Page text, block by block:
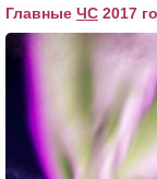
Главные ЧС 2017